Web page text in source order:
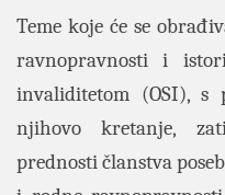
Teme koje će se
ravnopravnosti i
invaliditetom (OSI), s
njihovo kretanje,
prednosti članstva